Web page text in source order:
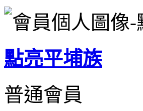
點亮平埔族
普通會員